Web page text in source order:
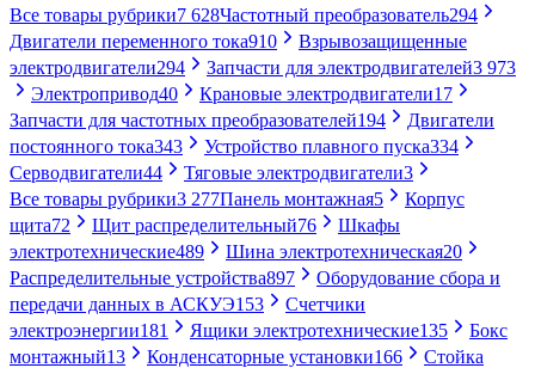
Все товары рубрики7 628Частотный преобразователь294
Двигатели переменного тока910
Взрывозащищенные
электродвигатели294 Запчасти для электродвигателей3 973
Электропривод40 Крановые электродвигатели17
Запчасти для частотных преобразователей194
Двигатели
постоянного тока343 Устройство плавного пуска334
Серводвигатели44 Тяговые электродвигатели3
Все товары рубрики3 277Панель монтажная5
Корпус
щита72 Щит распределительный76
Шкафы
электротехнические489 Шина электротехническая20
Распределительные устройства897
Оборудование сбора и
передачи данных в АСКУЭ153
Счетчики
электроэнергии181 Ящики электротехнические135
Бокс
монтажный13 Конденсаторные установки166
Стойка